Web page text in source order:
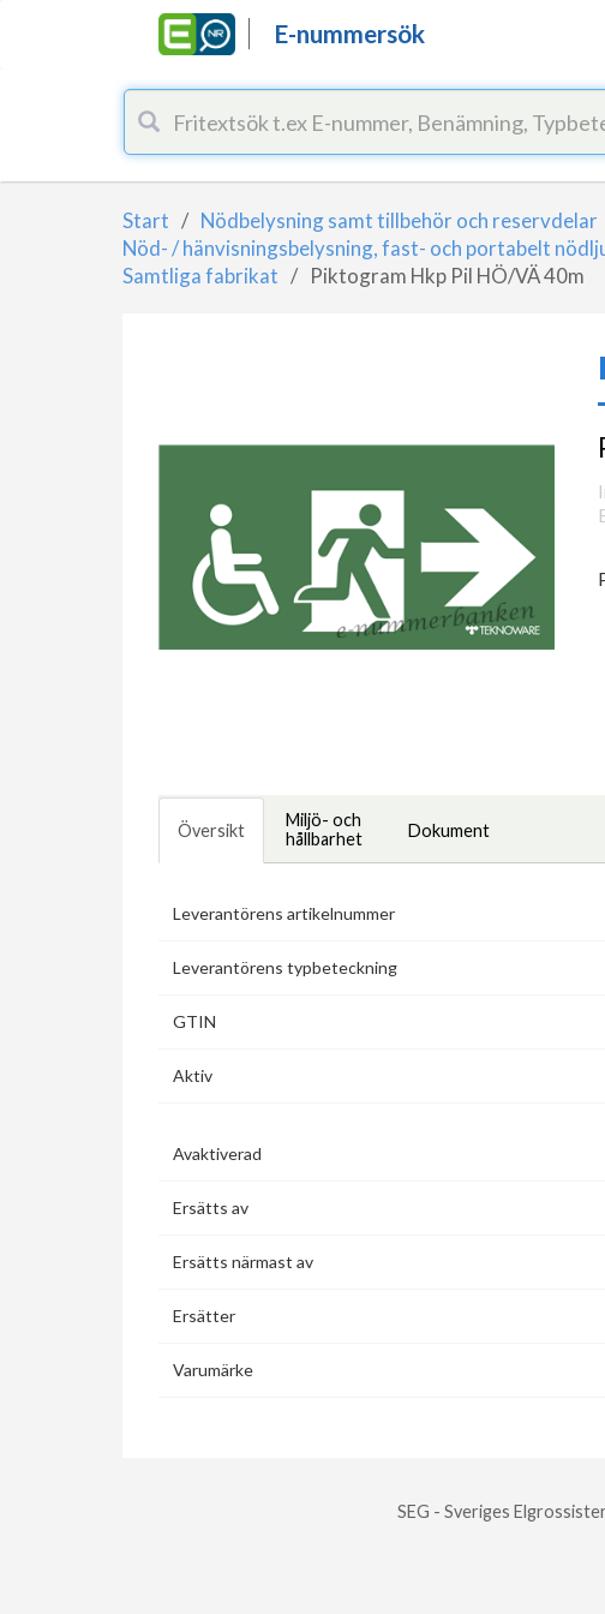
E-nummersök
Start
Nödbelysning samt tillbehör och reservdelar
Nöd- / hänvisningsbelysning, fast- och portabelt
Samtliga fabrikat
Piktogram Hkp Pil HÖ/VÄ 40m
Översikt
Miljö- och
hållbarhet
Dokument
Leverantörens artikelnummer
Leverantörens typbeteckning
GTIN
Aktiv
Avaktiverad
Ersätts av
Ersätts närmast av
Ersätter
Varumärke
SEG - Sveriges Elgrossister